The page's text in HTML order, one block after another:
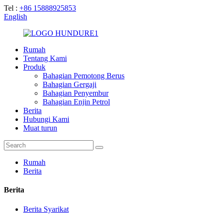
Tel : +86 15888925853
English
Rumah
Tentang Kami
Produk
Bahagian Pemotong Berus
Bahagian Gergaji
Bahagian Penyembur
Bahagian Enjin Petrol
Berita
Hubungi Kami
Muat turun
Rumah
Berita
Berita
Berita Syarikat